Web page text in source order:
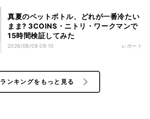
真夏のペットボトル、どれが一番冷たい
まま? 3COINS・ニトリ・ワークマンで
15時間検証してみた
2026/08/08 09:10 レポート
ランキングをもっと見る